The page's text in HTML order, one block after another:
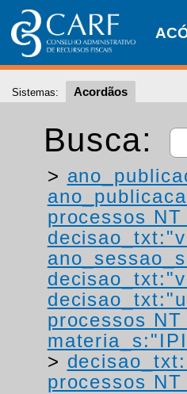
Sistemas: Acordãos
Busca:
>
processos
processos
>
processos